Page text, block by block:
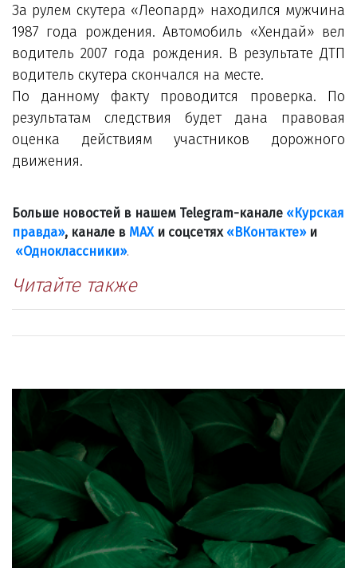
За рулем скутера «Леопард» находился мужчина
1987 года рождения. Автомобиль «Хендай» вел
водитель 2007 года рождения. В результате ДТП
водитель скутера скончался на месте.
По данному факту проводится проверка. По
результатам следствия будет дана правовая
оценка действиям участников дорожного
движения.
Больше новостей в нашем Telegram-канале «Курская
правда», канале в МАХ и соцсетях «ВКонтакте»и
«Одноклассники».
Читайте также